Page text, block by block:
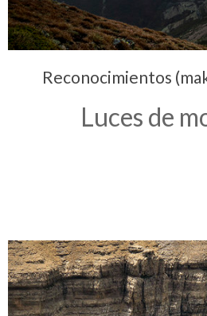
Reconocimientos
Luces de